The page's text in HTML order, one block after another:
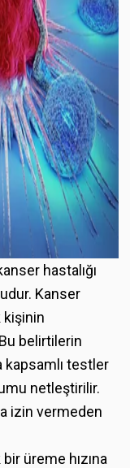
hastalığı
Kanser
kişinin
belirtilerin
testler
netleştirilir.
izin vermeden
üreme hızına